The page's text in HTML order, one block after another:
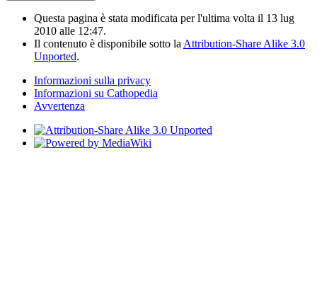
Questa pagina è stata modificata per l'ultima volta il 13 lug
2010 alle 12:47.
Il contenuto è disponibile sotto la Attribution-Share Alike 3.0
Unported.
Informazioni sulla privacy
Informazioni su Cathopedia
Avvertenza